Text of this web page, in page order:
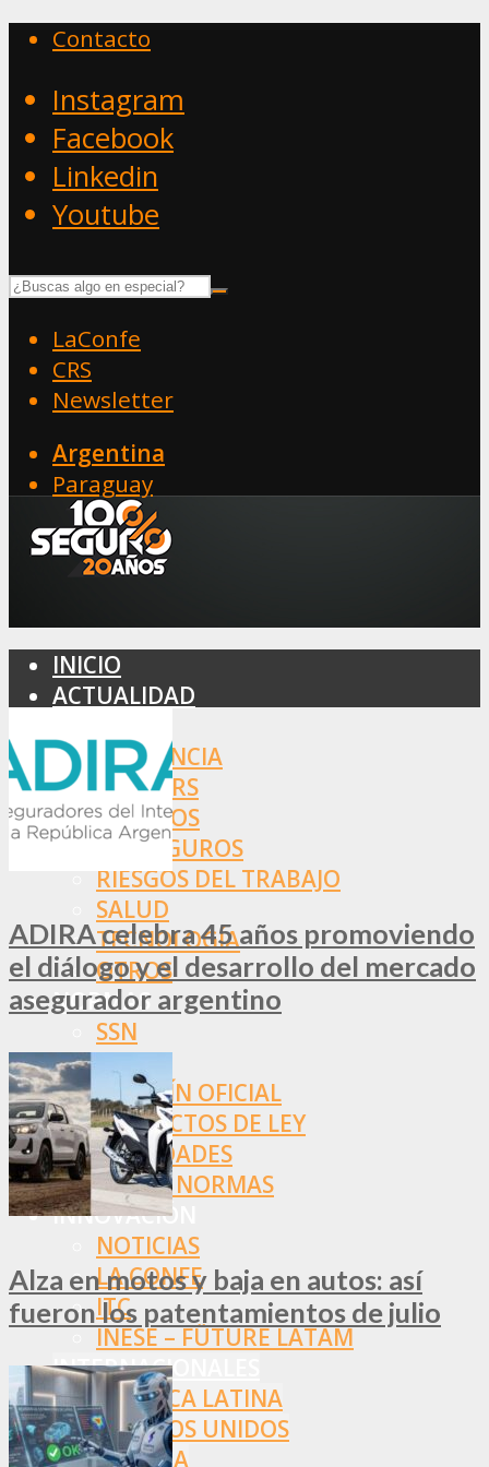
Contacto
Instagram
Facebook
Linkedin
Youtube
LaConfe
CRS
Newsletter
Argentina
Paraguay
INICIO
ACTUALIDAD
ASISTENCIA
BROKERS
SEGUROS
REASEGUROS
RIESGOS DEL TRABAJO
SALUD
TECNOLOGÍA
OTROS
NORMAS
SSN
SRT
BOLETÍN OFICIAL
PROYECTOS DE LEY
SOCIEDADES
OTRAS NORMAS
INNOVACIÓN
NOTICIAS
LA CONFE
ITC
INESE – FÜTURE LATAM
INTERNACIONALES
AMÉRICA LATINA
ESTADOS UNIDOS
EUROPA
ADIRA celebra 45 años promoviendo
el diálogo y el desarrollo del mercado
asegurador argentino
Alza en motos y baja en autos: así
fueron los patentamientos de julio